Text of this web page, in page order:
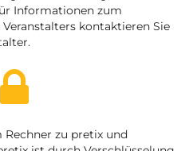
Informationen zum
kontaktieren Sie
zu pretix und